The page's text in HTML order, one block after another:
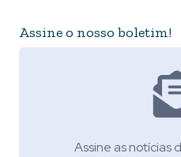
Assine o nosso boletim!
Assine as notícias